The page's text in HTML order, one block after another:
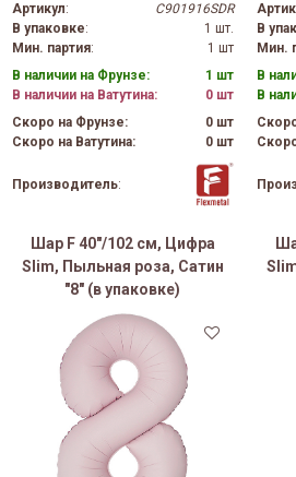
Артикул:
C901916SDR
В упаковке:
1 шт.
Мин. партия:
1 шт
В наличии на Фрунзе:
1 шт
В наличии на Ватутина:
0 шт
Скоро на Фрунзе:
0 шт
Скоро на Ватутина:
0 шт
Производитель:
В
Мин.
В
В
Шар F 40"/102 см, Цифра
Slim, Пыльная роза, Сатин
"8" (в упаковке)